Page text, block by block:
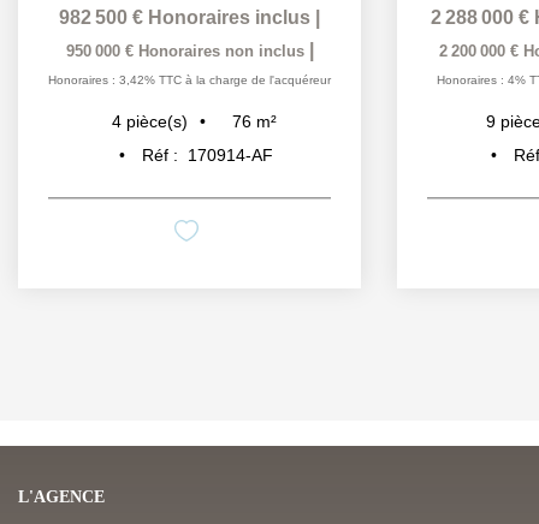
982 500 € Honoraires inclus
950 000 € Honoraires non inclus
Honoraires : 3,42% TTC à la charge de l'acquéreur
4 pièce(s) 76 m²
Réf :
170914-AF
2 288 000 €
2 200 000 €
Honoraires : 4%
9
L'AGENCE